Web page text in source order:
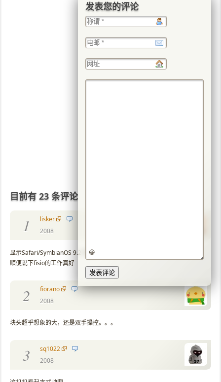
发表您的评论
😀
目前有 23 条评论
1
lisker
2008
显示Safari/SymbianOS 9.2 很诡异呀
顺便说下fisio的工作真好
2
fiorano
2008
块头超乎想象的大，还是双手操控。。。
3
sq1022
2008